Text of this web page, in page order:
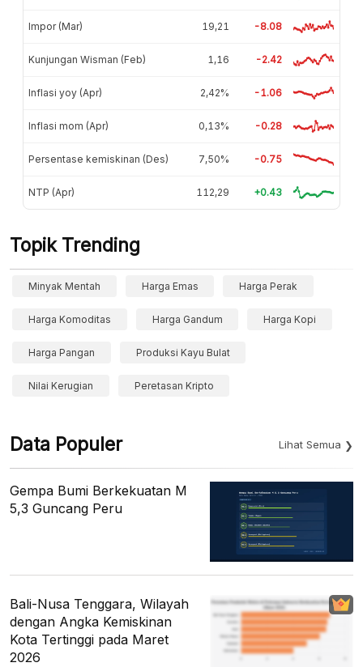
Impor (Mar) 19,21 -8.08
Kunjungan Wisman (Feb) 1,16 -2.42
Inflasi yoy (Apr) 2,42% -1.06
Inflasi mom (Apr) 0,13% -0.28
Persentase kemiskinan (Des) 7,50% -0.75
NTP (Apr) 112,29 +0.43
Topik Trending
Minyak Mentah Harga Emas Harga Perak
Harga Komoditas Harga Gandum Harga Kopi
Harga Pangan Produksi Kayu Bulat
Nilai Kerugian Peretasan Kripto
Data Populer Lihat Semua
Gempa Bumi Berkekuatan M
5,3 Guncang Peru
Bali-Nusa Tenggara, Wilayah
dengan Angka Kemiskinan
Kota Tertinggi pada Maret
2026